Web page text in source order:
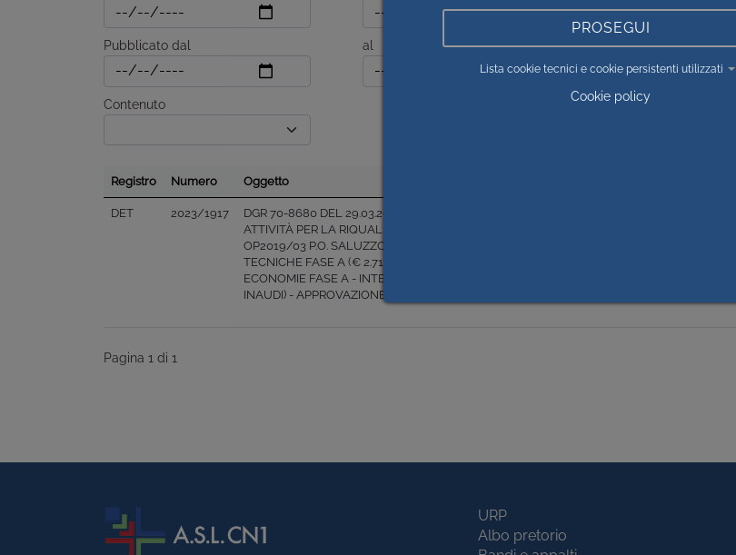
Pubblicato dal al
Contenuto
Registro Numero Oggetto
DET 2023/1917
DGR 70-8680 DEL 29.03.2019 – ATTUAZIONE DCR 286-18810 8/5/2018 - ASL CN1 – AVVIO
ATTIVITÀ PER LA RIQUALIFICAZIONE DEI PRESIDI OSPEDALIERI DELL’AREA NORD -
OP2019/03 P.O. SALUZZO – LIQUIDAZIONE COMPENSO INCENTIVANTE FUNZIONI
TECNICHE FASE A (€ 2.715,33) – APPROVAZIONE Q.E. CONSUNTIVO FASE A - RIUTILIZZO
ECONOMIE FASE A - INTERVENTO DI MIGLIORAMENTO SISMICO – BLOCCO I (PALAZZINA
INAUDI) - APPROVAZIONE PROGETTO ESECUTIVO VALIDATO - CUP I13D15001150002
Pagina 1 di 1
URP
Albo pretorio
PROSEGUI
Lista cookie tecnici e cookie persistenti utilizzati
Cookie policy